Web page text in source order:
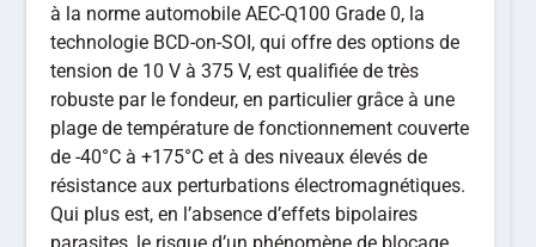
à la norme automobile AEC-Q100 Grade 0, la
technologie BCD-on-SOI, qui offre des options de
tension de 10 V à 375 V, est qualifiée de très
robuste par le fondeur, en particulier grâce à une
plage de température de fonctionnement couverte
de -40°C à +175°C et à des niveaux élevés de
résistance aux perturbations électromagnétiques.
Qui plus est, en l’absence d’effets bipolaires